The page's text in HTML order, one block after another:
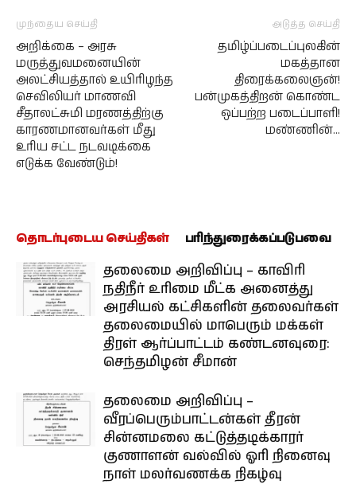
முந்தைய செய்தி
அறிக்கை – அரசு
மருத்துவமனையின்
அலட்சியத்தால் உயிரிழந்த
செவிலியர் மாணவி
சீதாலட்சுமி மரணத்திற்கு
காரணமானவர்கள் மீது
உரிய சட்ட நடவடிக்கை
எடுக்க வேண்டும்!
அடுத்த செய்தி
தமிழ்ப்படைப்புலகின்
மகத்தான
திரைக்கலைஞன்!
பன்முகத்திறன் கொண்ட
ஒப்பற்ற படைப்பாளி!
மண்ணின்…
தொடர்புடைய செய்திகள் பரிந்துரைக்கப்படுபவை
தலைமை அறிவிப்பு – காவிரி
நதிநீர் உரிமை மீட்க அனைத்து
அரசியல் கட்சிகளின் தலைவர்கள்
தலைமையில் மாபெரும் மக்கள்
திரள் ஆர்ப்பாட்டம் கண்டனவுரை:
செந்தமிழன் சீமான்
தலைமை அறிவிப்பு –
வீரப்பெரும்பாட்டன்கள் தீரன்
சின்னமலை கட்டுத்தடிக்காரர்
குணாளன் வல்வில் ஓரி நினைவு
நாள் மலர்வணக்க நிகழ்வு